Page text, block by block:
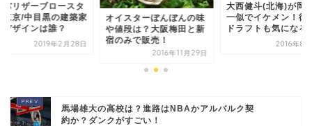
スターぼんぼんの味
段は？大阪梅田と新
みで販売！
大西健斗(北海)が岡田准
一似でイケメン！彼女や
ドラフトも気になる！
2016年8月20日
スタバリザーブロー
リー東京/中目黒の建
は？デザインは誰？
2019年2
馬場雄大の高校は？進路はNBAかアルバルク契
約か？ダンクがすごい！